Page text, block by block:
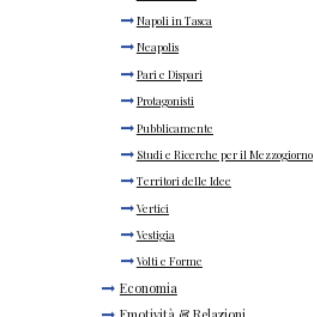
Napoli in Tasca
Neapolis
Pari e Dispari
Protagonisti
Pubblicamente
Studi e Ricerche per il Mezzogiorno
Territori delle Idee
Vertici
Vestigia
Volti e Forme
Economia